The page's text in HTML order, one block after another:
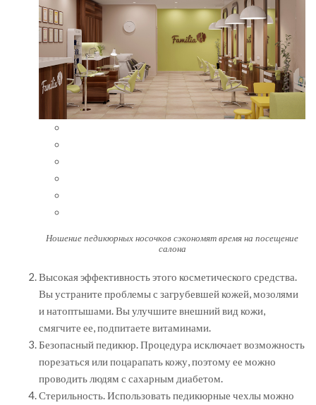
Ношение педикюрных носочков сэкономят время на посещение
салона
Высокая эффективность этого косметического средства.
Вы устраните проблемы с загрубевшей кожей, мозолями
и натоптышами. Вы улучшите внешний вид кожи,
смягчите ее, подпитаете витаминами.
Безопасный педикюр. Процедура исключает возможность
порезаться или поцарапать кожу, поэтому ее можно
проводить людям с сахарным диабетом.
Стерильность. Использовать педикюрные чехлы можно